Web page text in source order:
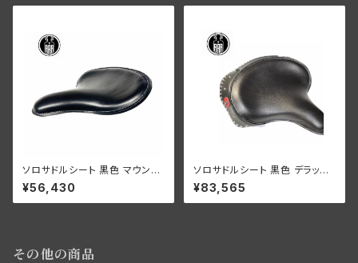
ソロサドルシート 黒色 マウント
セット付き
¥56,430
ソロサドルシート 黒色 デラック
ス 1947-53年
¥83,565
その他の商品